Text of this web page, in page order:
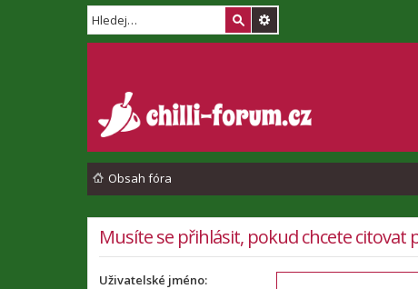
Obsah fóra
Musíte se přihlásit, pokud chcete
Uživatelské jméno: